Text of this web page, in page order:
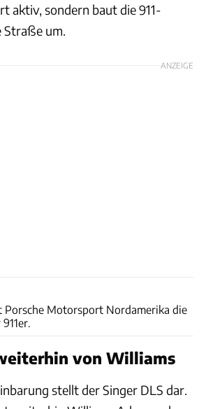
aktiv, sondern baut die 911-
Straße um.
ANZEIGE
Motorsport Nordamerika die
von Williams
stellt der Singer DLS dar.